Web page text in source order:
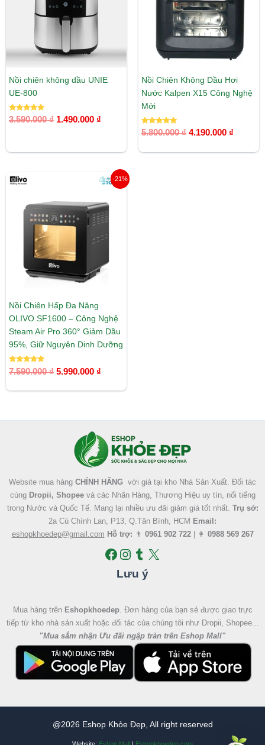
Nồi chiên không dầu UNIE
UE-800
Được xếp
hạng
3.590.000₫ 1.490.000 ₫
Nồi Chiên Không Dầu Hơi
Nước Kalpen X15 Công Nghệ
Mới
Được xếp
hạng
5.800.000₫ 4.190.000 ₫
-21%
Nồi Chiên Hấp Đa Năng
OLIVO SF1600 – Công Nghệ
Steam Air Pro 360° Giảm Dầu
95%, Giữ Nguyên Dinh Dưỡng
Được xếp
hạng
7.590.000₫
7.590.000 ₫.
5.990.000 ₫
Giá
hiện
là:
5.990.000 ₫.
Website mua hàng CHÍNH HÃNG với giá tại kho Nhà Sản Xuất. Đối tác
cùng Dropii, Shopeevà các Nhãn Hàng, Thương Hiệu uy tín, nổi tiếng
trong Nước và Quốc Tế. Mang lại nhiều ưu đãi giảm giá tốt nhất. Trụ sở:
2a Cù Chính Lan, P13, Q.Tân Bình, HCM Email:
eshopkhoedep@gmail.com Hỗ trợ: 👨 0961 902 722| 👩 0988 569 267
Facebook
Instagram
Tumblr
X
Lưu ý
Mua hàng trên Eshopkhoedep. Đơn hàng của bạn sẻ được giao trực
tiếp từ kho nhà sản xuất hoặc đối tác của chúng tôi như Dropii, Shopee...
"Mua sắm nhận Ưu đãi ngập tràn trên Eshop Mall"
@2026 Eshop Khỏe Đẹp, All right reserved